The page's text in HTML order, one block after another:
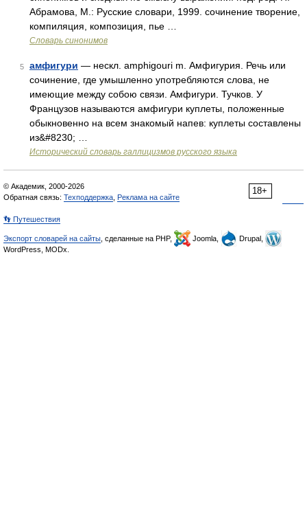
Абрамова, М.: Русские словари, 1999. сочинение творение,
компиляция, композиция, пье …
Словарь синонимов
5 амфигури — нескл. amphigouri m. Амфигурия. Речь или
сочинение, где умышленно употребляются слова, не
имеющие между собою связи. Амфигури. Тучков. У
Французов называются амфигури куплеты, положенные
обыкновенно на всем знакомый напев: куплеты составлены
из&#8230; …
Исторический словарь галлицизмов русского языка
18+
© Академик, 2000-2026
Обратная связь: Техподдержка Реклама на сайте
👣 Путешествия
Экспорт словарей на сайты , сделанные на PHP, Joomla,
Drupal,
WordPress, MODx.